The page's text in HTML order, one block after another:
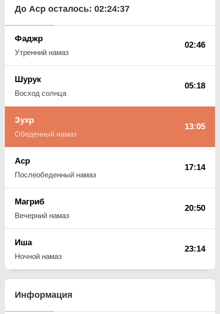
До Аср осталось: 02:24:36
Фаджр
Утренний намаз
02:46
Шурук
Восход солнца
05:18
Зухр
Обеденный намаз
13:05
Аср
Послеобеденный намаз
17:14
Магриб
Вечерний намаз
20:50
Иша
Ночной намаз
23:14
Информация